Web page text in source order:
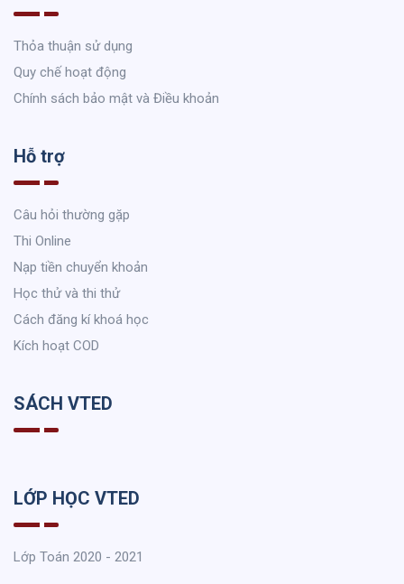
Thỏa thuận sử dụng
Quy chế hoạt động
Chính sách bảo mật và Điều khoản
Hỗ trợ
Câu hỏi thường gặp
Thi Online
Nạp tiền chuyển khoản
Học thử và thi thử
Cách đăng kí khoá học
Kích hoạt COD
SÁCH VTED
LỚP HỌC VTED
Lớp Toán 2020 - 2021